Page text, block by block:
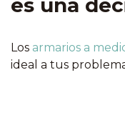
Los armarios a
ideal a tus